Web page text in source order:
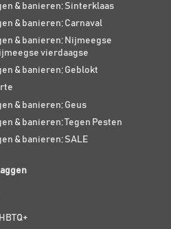
& banieren; Sinterklaas
& banieren; Carnaval
& banieren; Nijmeegse
vierdaagse
& banieren; Geblokt
& banieren; Geus
& banieren; Tegen Pesten
& banieren; SALE